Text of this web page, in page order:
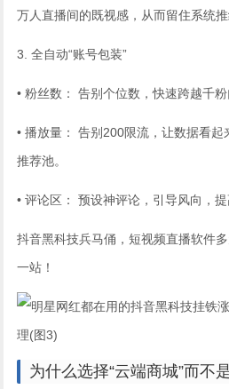
万人直播间的既视感，从而留住系统推
3. 全自动“账号包装”
• 粉丝数： 告别个位数，快速跨越千粉
• 播放量： 告别200限流，让数据看
推荐池。
• 评论区： 预设神评论，引导风向，提
抖音黑科技兵马俑，短视频直播软件
一站！
为什么选择“云端商城”而不